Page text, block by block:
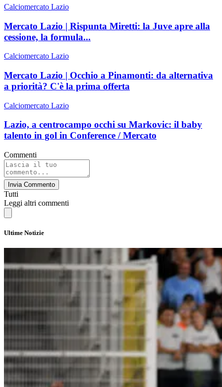
Calciomercato Lazio
Mercato Lazio | Rispunta Miretti: la Juve apre alla
cessione, la formula...
Calciomercato Lazio
Mercato Lazio | Occhio a Pinamonti: da alternativa
a priorità? C'è la prima offerta
Calciomercato Lazio
Lazio, a centrocampo occhi su Markovic: il baby
talento in gol in Conference / Mercato
Commenti
Invia Commento
Tutti
Leggi altri commenti
Ultime Notizie